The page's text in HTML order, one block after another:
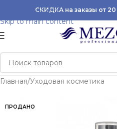
Skip to navigation
Skip to main content
СКИДКА на заказы от 20
Главная/Уходовая косметика
ПРОДАНО